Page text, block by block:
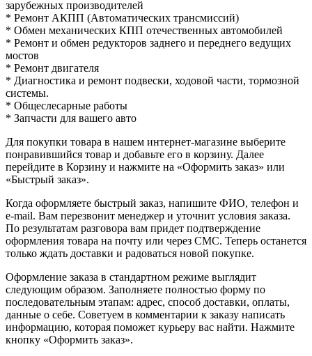
зарубежных производителей
* Ремонт АКПП (Автоматических трансмиссий)
* Обмен механических КПП отечественных автомобилей
* Ремонт и обмен редукторов заднего и переднего ведущих
мостов
* Ремонт двигателя
* Диагностика и ремонт подвески, ходовой части, тормозной
системы.
* Общеслесарные работы
* Запчасти для вашего авто
Для покупки товара в нашем интернет-магазине выберите
понравившийся товар и добавьте его в корзину. Далее
перейдите в Корзину и нажмите на «Оформить заказ» или
«Быстрый заказ».
Когда оформляете быстрый заказ, напишите ФИО, телефон и
e-mail. Вам перезвонит менеджер и уточнит условия заказа.
По результатам разговора вам придет подтверждение
оформления товара на почту или через СМС. Теперь останется
только ждать доставки и радоваться новой покупке.
Оформление заказа в стандартном режиме выглядит
следующим образом. Заполняете полностью форму по
последовательным этапам: адрес, способ доставки, оплаты,
данные о себе. Советуем в комментарии к заказу написать
информацию, которая поможет курьеру вас найти. Нажмите
кнопку «Оформить заказ».